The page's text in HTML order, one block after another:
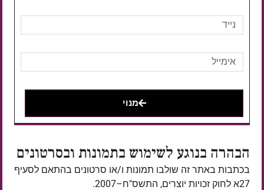
מנוי
הבהרה בנוגע לשימוש בתמונות ובסרטונים
בכתבות באתר זה שולבו תמונות ו/או סרטונים בהתאם לסעיף
27א לחוק זכויות יוצרים, התשס"ח–2007.